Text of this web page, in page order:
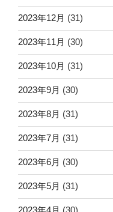
2023年12月 (31)
2023年11月 (30)
2023年10月 (31)
2023年9月 (30)
2023年8月 (31)
2023年7月 (31)
2023年6月 (30)
2023年5月 (31)